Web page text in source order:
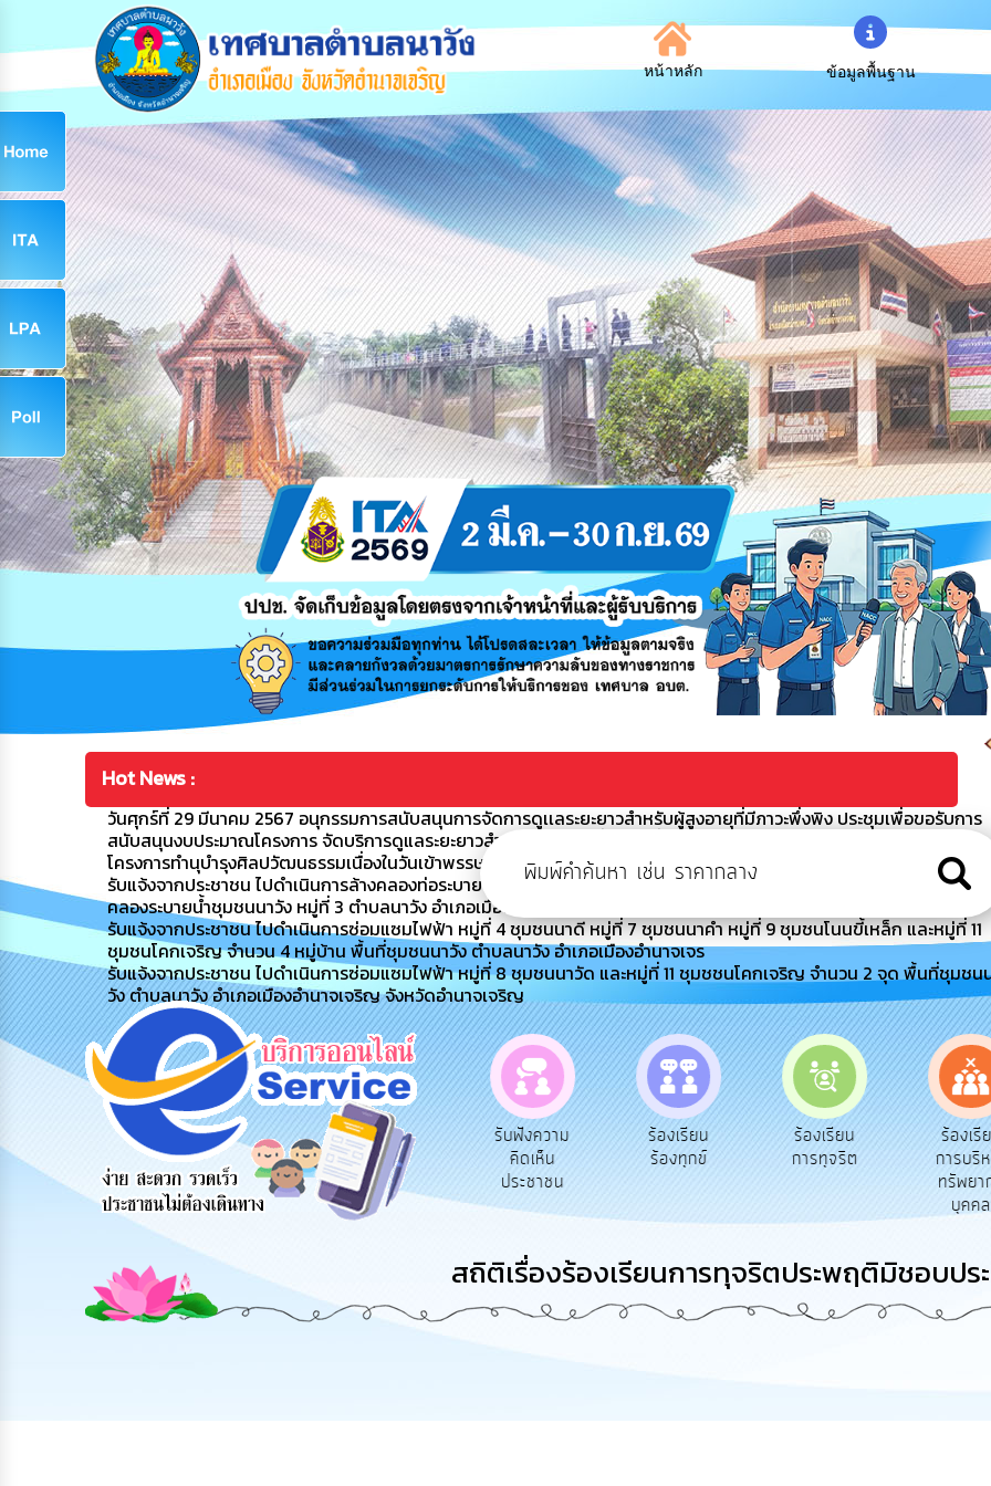
หน้าหลัก ข้อมูลพื้นฐาน
Hot News :
วันศุกร์ที่ 29 มีนาคม 2567 อนุกรรมการสนับสนุนการจัดการดูเเลระยะยาวสำหรับผู้สูงอายุที่มีภาวะพึ่งพิง ประชุมเพื่อขอรับการ
สนับสนุนงบประมาณโครงการ จัดบริการดูแลระยะยาวสำหรับผู้สูงอายุที่มีภาวะพึ่งพิงและบุค
โครงการทำนุบำรุงศิลปวัฒนธรรมเนื่องในวันเข้าพรรษา ประจำปีงบประมาณ พ.ศ. 2569
รับแจ้งจากประชาชน ไปดำเนินการล้างคลองท่อระบายน้ำ เจ้าหน้าที่สำนักงานเทศบาลตำบลนาวัง กองช่าง ร่วมพัฒนาแก้ไขล้าง
คลองระบายน้ำชุมชนนาวัง หมู่ที่ 3 ตำบลนาวัง อำเภอเมืองอำนาจเจริญ จังหวัดอำนาจเจริญ
รับแจ้งจากประชาชน ไปดำเนินการซ่อมแซมไฟฟ้า หมู่ที่ 4 ชุมชนนาดี หมู่ที่ 7 ชุมชนนาคำ หมู่ที่ 9 ชุมชนโนนขี้เหล็ก และหมู่ที่ 11
ชุมชนโคกเจริญ จำนวน 4 หมู่บ้าน พื้นที่ชุมชนนาวัง ตำบลนาวัง อำเภอเมืองอำนาจเจร
รับแจ้งจากประชาชน ไปดำเนินการซ่อมแซมไฟฟ้า หมู่ที่ 8 ชุมชนนาวัด และหมู่ที่ 11 ชุมชชนโคกเจริญ จำนวน 2 จุด พื้นที่ชุมชน
วัง ตำบลนาวัง อำเภอเมืองอำนาจเจริญ จังหวัดอำนาจเจริญ
ข้อมูลการ
ติดต่อ
สายด่วนผู้
บริหาร
รับฟังความ
คิดเห็น
ประชาชน
ร้องเรียน
ร้องทุกข์
ร้องเรียน
การทุจริต
ร้องเรียน
การบริหาร
e-
บริ
ออน
สถิติเรื่องร้องเรียนการทุจริตประพฤติมิชอบปร